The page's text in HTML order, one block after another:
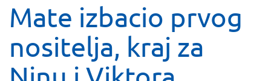
Mate izbacio prvog
nositelja, kraj za